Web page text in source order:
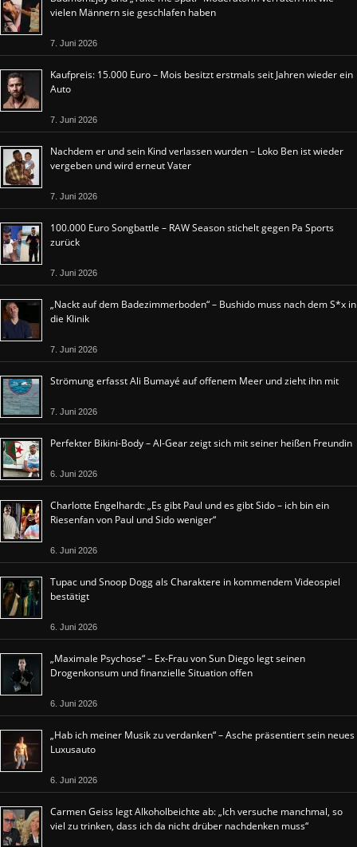
vielen Männern sie geschlafen haben
7. Juni 2026
Kaufpreis: 15.000 Euro – Mois besitzt erstmals seit Jahren wieder ein
Auto
7. Juni 2026
Nachdem er und sein Kind verlassen wurden – Loko Ben ist wieder
vergeben und wird erneut Vater
7. Juni 2026
100.000 Euro Songbattle – RAW Season stichelt gegen Pa Sports
zurück
7. Juni 2026
„Nackt auf dem Badezimmerboden“ – Bushido muss nach dem S*x in
die Klinik
7. Juni 2026
Strömung erfasst Ali Bumayé auf offenem Meer und zieht ihn mit
7. Juni 2026
Perfekter Bikini-Body – Al-Gear zeigt sich mit seiner heißen Freundin
6. Juni 2026
Charlotte Engelhardt: „Es gibt Paul und es gibt Sido – ich bin ein
Riesenfan von Paul und Sido weniger“
6. Juni 2026
Tupac und Snoop Dogg als Charaktere in kommendem Videospiel
bestätigt
6. Juni 2026
„Maximale Psychose“ – Ex-Frau von Sun Diego legt seinen
Drogenkonsum und finanzielle Situation offen
6. Juni 2026
„Hab ich meiner Musik zu verdanken“ – Asche präsentiert sein neues
Luxusauto
6. Juni 2026
Carmen Geiss legt Alkoholbeichte ab: „Ich versuche manchmal, so
viel zu trinken, dass ich da nicht drüber nachdenken muss“